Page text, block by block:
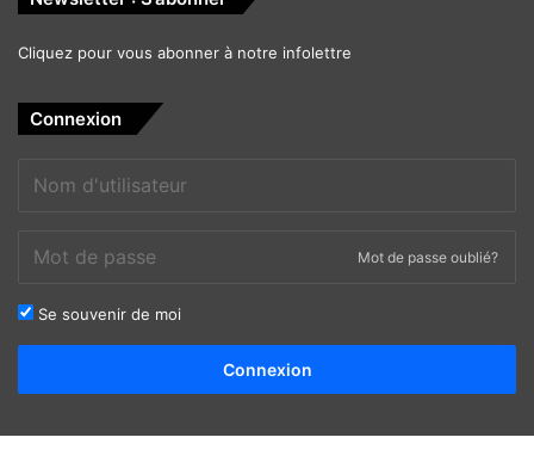
Cliquez pour vous abonner à notre infolettre
Connexion
Mot de passe oublié?
Se souvenir de moi
Connexion